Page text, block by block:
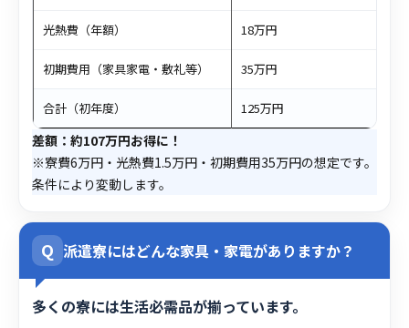
光熱費（年額） 18万円
初期費用（家具家電・敷礼等） 35万円
合計（初年度） 125万円
差額：約107万円お得に！
※寮費6万円・光熱費1.5万円・初期費用35万円の想定です。
条件により変動します。
Q 派遣寮にはどんな家具・家電がありますか？
多くの寮には生活必需品が揃っています。